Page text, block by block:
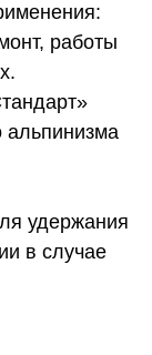
работы
альпинизма
удержания
в случае